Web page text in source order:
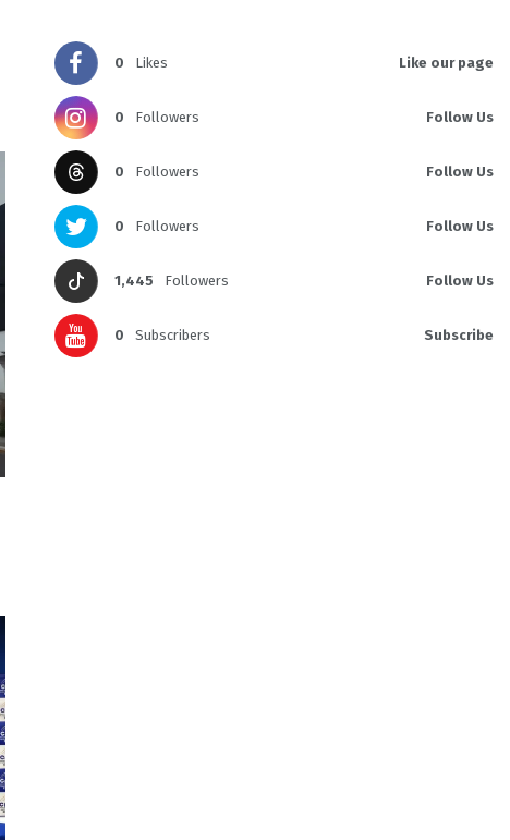
0 Likes Like our page
0 Followers Follow Us
0 Followers Follow Us
0 Followers Follow Us
1,445 Followers Follow Us
0 Subscribers Subscribe